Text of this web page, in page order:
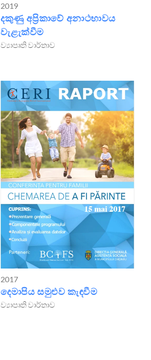
2019
දකුණු අප්‍රිකාවේ අනාථභාවය
වැළැක්වීම
ව්‍යාපෘති වාර්තාව
2017
දෙමාපිය සමුළුව කැඳවීම
ව්‍යාපෘති වාර්තාව